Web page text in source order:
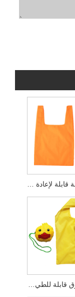
أكياس بقالة قابلة لإعادة الاستخدام من البوليستر
حقيبة تسوق قابلة للطي على شكل حيوانات